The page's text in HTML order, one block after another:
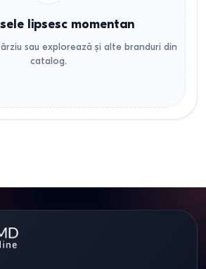
lipsesc momentan
sau explorează și alte branduri din
catalog.